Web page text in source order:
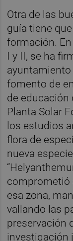
Otra de las
guía tiene
formación.
I y II, se ha
fomento de
de educación
Planta Solar
los estudios
flora de
nueva
comprometió
esa zona,
vallando las
preservación
investigación